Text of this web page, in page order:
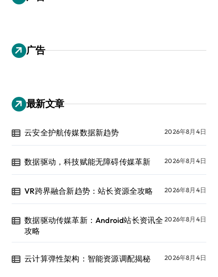
广告
最新文章
云安全护航传媒数据新趋势 2026年8月4日
数据驱动，科技赋能无障碍传媒革新 2026年8月4日
VR跨界融合新趋势：站长资源全攻略 2026年8月4日
数据驱动传媒革新：Android站长资讯全
攻略
2026年8月4日
云计算弹性架构：智能资源调配揭秘 2026年8月4日